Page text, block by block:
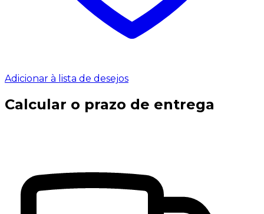
Adicionar à lista de desejos
Calcular o prazo de entrega